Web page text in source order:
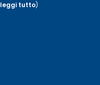
leggi tutto)